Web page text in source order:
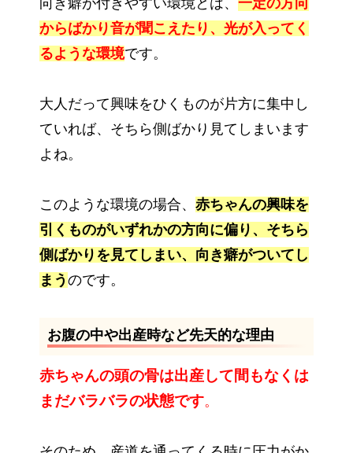
向き癖が付きやすい環境とは、 一定の方向
からばかり音が聞こえたり、光が入ってく
るような環境です。
大人だって興味をひくものが片方に集中し
ていれば、そちら側ばかり見てしまいます
よね。
このような環境の場合、 赤ちゃんの興味を
引くものがいずれかの方向に偏り、そちら
側ばかりを見てしまい、向き癖がついてし
まう のです。
お腹の中や出産時など先天的な理由
赤ちゃんの頭の骨は出産して間もなくは
まだバラバラの状態です。